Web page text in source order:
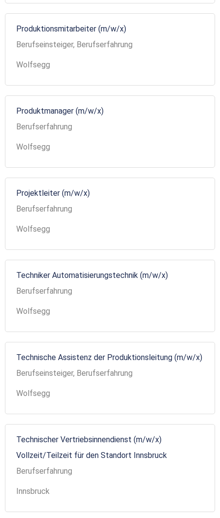
Produktionsmitarbeiter (m/w/x)
Berufseinsteiger, Berufserfahrung
Wolfsegg
Produktmanager (m/w/x)
Berufserfahrung
Wolfsegg
Projektleiter (m/w/x)
Berufserfahrung
Wolfsegg
Techniker Automatisierungstechnik (m/w/x)
Berufserfahrung
Wolfsegg
Technische Assistenz der Produktionsleitung (m/w/x)
Berufseinsteiger, Berufserfahrung
Wolfsegg
Technischer Vertriebsinnendienst (m/w/x)
Vollzeit/Teilzeit für den Standort Innsbruck
Berufserfahrung
Innsbruck